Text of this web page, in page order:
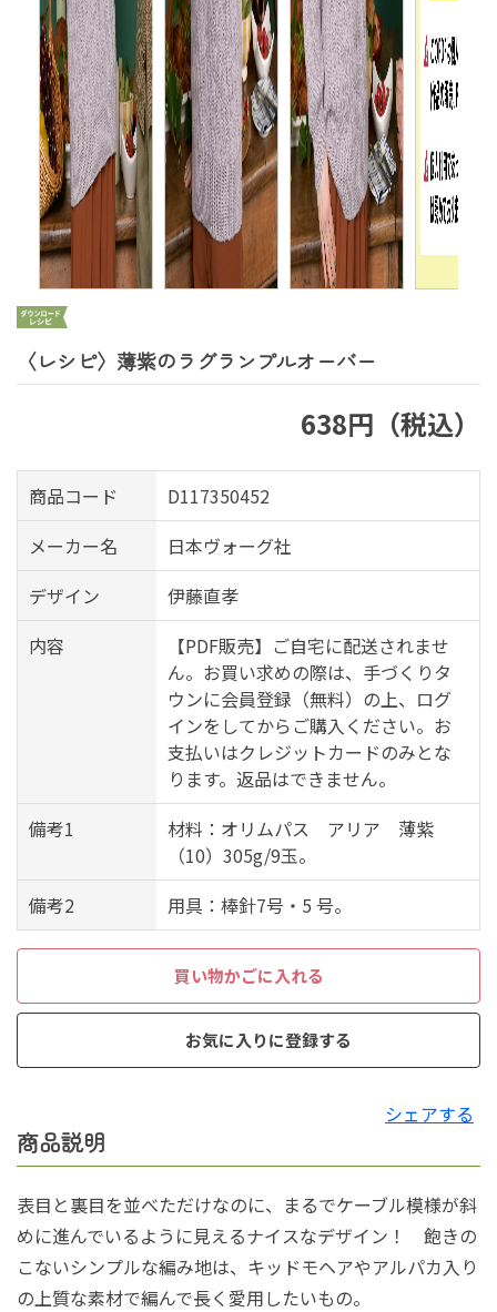
〈レシピ〉薄紫のラグランプルオーバー
638円（税込）
商品コード
D117350452
メーカー名
日本ヴォーグ社
デザイン
伊藤直孝
内容
【PDF販売】ご自宅に配送されませ
ん。お買い求めの際は、手づくりタ
ウンに会員登録（無料）の上、ログ
インをしてからご購入ください。お
支払いはクレジットカードのみとな
ります。返品はできません。
備考1
材料：オリムパス アリア 薄紫
（10）305g/9玉。
備考2
用具：棒針7号・5 号。
買い物かごに入れる
お気に入りに登録する
シェアする
商品説明
表目と裏目を並べただけなのに、まるでケーブル模様が斜
めに進んでいるように見えるナイスなデザイン！ 飽きの
こないシンプルな編み地は、キッドモヘアやアルパカ入り
の上質な素材で編んで長く愛用したいもの。